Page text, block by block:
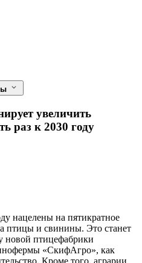
увеличить
раз к 2030 году
нацелены на пятикратное
птицы и свинины. Это станет
новой птицефабрики
«СкифАгро», как